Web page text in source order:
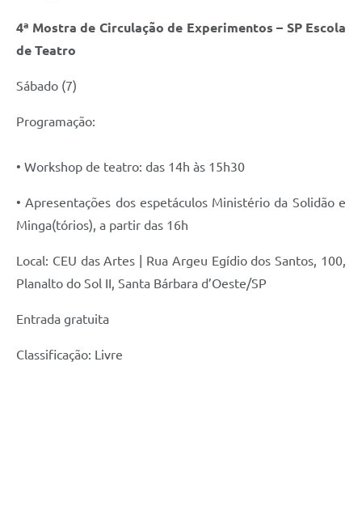
4ª Mostra de Circulação de Experimentos – SP Escola
de Teatro
Sábado (7)
Programação:
• Workshop de teatro: das 14h às 15h30
• Apresentações dos espetáculos Ministério da Solidão e
Minga(tórios), a partir das 16h
Local: CEU das Artes | Rua Argeu Egídio dos Santos, 100,
Planalto do Sol II, Santa Bárbara d’Oeste/SP
Entrada gratuita
Classificação: Livre